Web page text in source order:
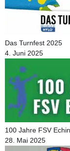
Das Turnfest 2025
4. Juni 2025
100 Jahre FSV
28. Mai 2025